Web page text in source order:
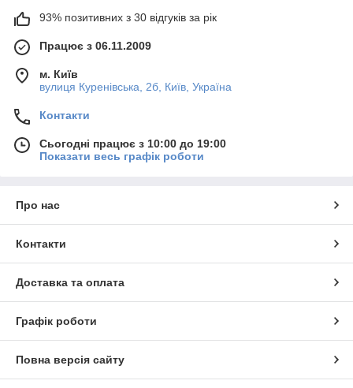
93% позитивних з 30 відгуків за рік
Працює з 06.11.2009
м. Київ
вулиця Куренівська, 2б, Київ, Україна
Контакти
Сьогодні працює з 10:00 до 19:00
Показати весь графік роботи
Про нас
Контакти
Доставка та оплата
Графік роботи
Повна версія сайту